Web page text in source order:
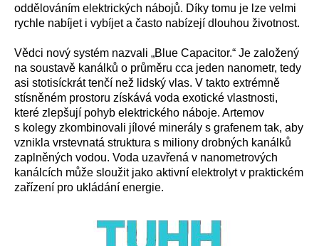
oddělováním elektrických nábojů. Díky tomu je lze velmi
rychle nabíjet i vybíjet a často nabízejí dlouhou životnost.
Vědci nový systém nazvali „Blue Capacitor.“ Je založený
na soustavě kanálků o průměru cca jeden nanometr, tedy
asi stotisíckrát tenčí než lidský vlas. V takto extrémně
stísněném prostoru získává voda exotické vlastnosti,
které zlepšují pohyb elektrického náboje. Artemov
s kolegy zkombinovali jílové minerály s grafenem tak, aby
vznikla vrstevnatá struktura s miliony drobných kanálků
zaplněných vodou. Voda uzavřená v nanometrových
kanálcích může sloužit jako aktivní elektrolyt v praktickém
zařízení pro ukládání energie.